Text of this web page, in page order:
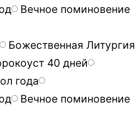
Вечное поминовение
Божественная Литургия
40 дней
года
Вечное поминовение